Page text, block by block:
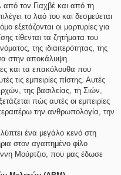
τον Γιαχβέ και από τη
το λαό του και δεσμεύεται
εξετάζονται οι μαρτυρίες για
τίθενται τα ζητήματα του
της ιδιαιτερότητας, της
στην αποκάλυψη.
και τα επακόλουθα που
τις εμπειρίες πίστης. Αυτές
της βασιλείας, τη Σιών,
πώς αυτές οι εμπειρίες
την ανθρωπολογία, την
ένα μεγάλο κενό στη
στον αγαπημένο φίλο
Μούρτζιο, που μας έδωσε